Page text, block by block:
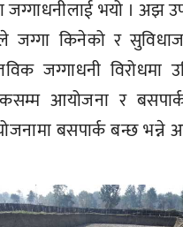
भयो । अझ
जग्गा किनेको र
जग्गाधनी विरोधमा
आयोजना र
बसपार्क बन्छ भन्ने